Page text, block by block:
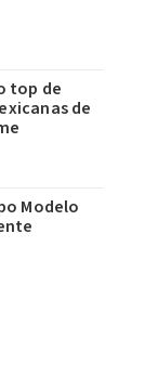
top de
de
Modelo